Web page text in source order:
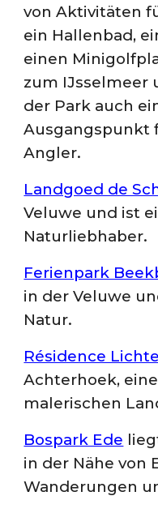
von Aktivitäten
ein Hallenbad,
einen
zum IJsselmeer
der Park auch
Ausgangspunkt
Angler.
Landgoed de
Veluwe und ist
Naturliebhaber.
Ferienpark
in der Veluwe
Natur.
Résidence
Achterhoek,
malerischen
Bospark Ede
in der Nähe von
Wanderungen